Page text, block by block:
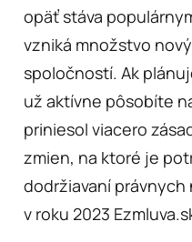
opäť stáva
vzniká množstvo
spoločností. Ak
už aktívne pôsobíte
priniesol viacero
zmien, na ktoré je
dodržiavaní
v roku 2023